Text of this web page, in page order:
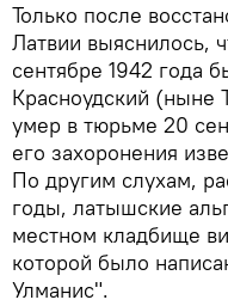
Только после
Латвии выяснилось,
сентябре 1942 года
Красноудский (ныне
умер в тюрьме 20
его захоронения
По другим слухам,
годы, латышские
местном кладбище
которой было
Улманис".